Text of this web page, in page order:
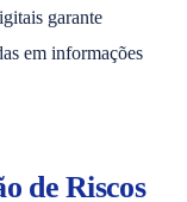
garante
em informações
de Riscos